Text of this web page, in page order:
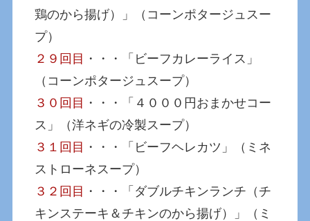
鶏のから揚げ）」（コーンポタージュスー
プ）
２９回目 ・・・「ビーフカレーライス」
（コーンポタージュスープ）
３０回目 ・・・「４０００円おまかせコー
ス」（洋ネギの冷製スープ）
３１回目 ・・・「ビーフヘレカツ」（ミネ
ストローネスープ）
３２回目 ・・・「ダブルチキンランチ（チ
キンステーキ＆チキンのから揚げ）」（ミ